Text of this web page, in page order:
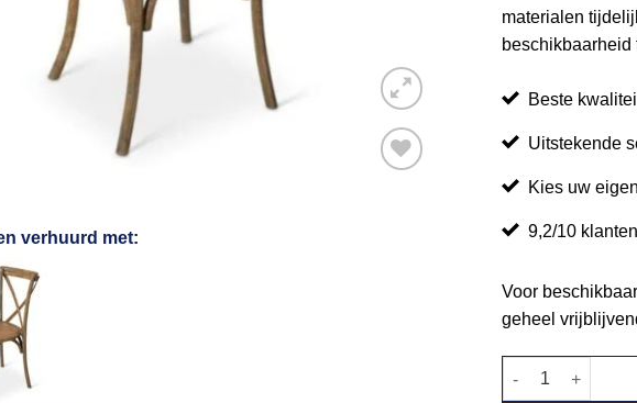
verhuurd met:
materialen
beschikbaarheid
Beste
Uitstekende
Kies uw
9,2/10
Voor
geheel
Crossback stoel